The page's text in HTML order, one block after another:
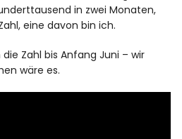
in zwei Monaten,
eine davon bin ich.
Zahl bis Anfang Juni – wir
wäre es.